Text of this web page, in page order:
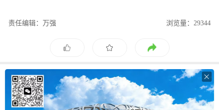
责任编辑：万强 浏览量：29344
